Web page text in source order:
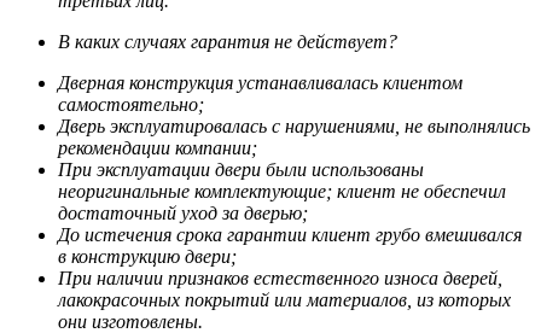
В каких случаях гарантия не действует?
Дверная конструкция устанавливалась клиентом
самостоятельно;
Дверь эксплуатировалась с нарушениями, не выполнялись
рекомендации компании;
При эксплуатации двери были использованы
неоригинальные комплектующие; клиент не обеспечил
достаточный уход за дверью;
До истечения срока гарантии клиент грубо вмешивался
в конструкцию двери;
При наличии признаков естественного износа дверей,
лакокрасочных покрытий или материалов, из которых
они изготовлены.